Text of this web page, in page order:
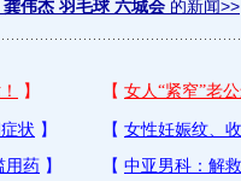
龚伟杰 羽毛球 六城会 的新闻>>